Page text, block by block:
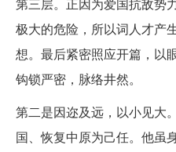
第三层。正因为爱国抗敌势
极大的危险，所以词人才产
想。最后紧密照应开篇，以
钩锁严密，脉络井然。
第二是因迩及远，以小见大
国、恢复中原为己任。他虽